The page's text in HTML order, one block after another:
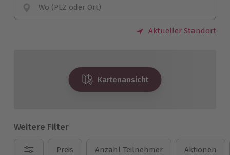
Wo (PLZ oder Ort)
Aktueller Standort
Kartenansicht
Weitere Filter
Preis Anzahl Teilnehmer Aktionen